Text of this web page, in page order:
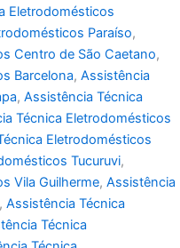
Eletrodomésticos
Paraíso,
Centro de São Caetano,
Barcelona, Assistência
, Assistência Técnica
Técnica Eletrodomésticos
Eletrodomésticos
Tucuruvi,
Vila Guilherme, Assistência
, Assistência Técnica
Técnica